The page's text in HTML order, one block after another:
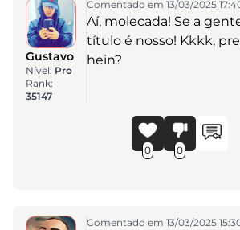
Gustavo
Nível: Pro
Rank:
35147
Comentado em 13/03/2025
Aí, molecada! Se a
título é nosso! Kkkk,
hein?
0 0
Comentado em 13/03/2025